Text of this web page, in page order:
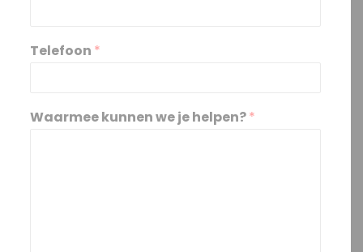
Telefoon *
Waarmee kunnen we je helpen?*